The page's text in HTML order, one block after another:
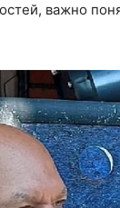
важно